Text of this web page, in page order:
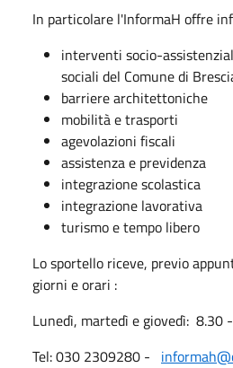
In particolare l'InformaH offre
interventi socio-
sociali del Comune di
barriere architettoniche
mobilità e trasporti
agevolazioni fiscali
assistenza e previdenza
integrazione scolastica
integrazione lavorativa
turismo e tempo libero
Lo sportello riceve, previo
giorni e orari :
Lunedì, martedì e giovedì: 8.30
Tel: 030 2309280 -